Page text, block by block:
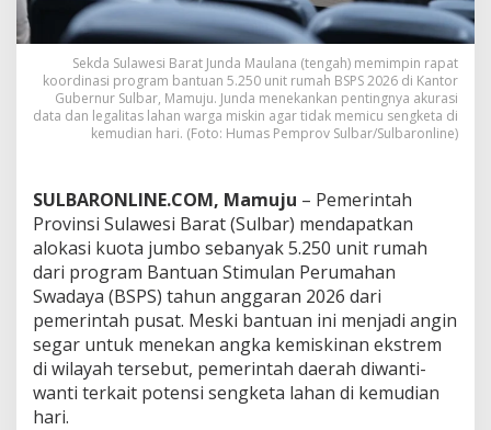
G
r
a
t
i
s
,
m
p
r
o
v
S
u
l
b
a
r
Sekda Sulawesi Barat Junda Maulana (tengah) memimpin rapat
koordinasi program bantuan 5.250 unit rumah BSPS 2026 di Kantor
Gubernur Sulbar, Mamuju. Junda menekankan pentingnya akurasi
data dan legalitas lahan warga miskin agar tidak memicu sengketa di
kemudian hari. (Foto: Humas Pemprov Sulbar/Sulbaronline)
SULBARONLINE.COM, Mamuju – Pemerintah
Provinsi Sulawesi Barat (Sulbar) mendapatkan
alokasi kuota jumbo sebanyak 5.250 unit rumah
dari program Bantuan Stimulan Perumahan
Swadaya (BSPS) tahun anggaran 2026 dari
pemerintah pusat. Meski bantuan ini menjadi angin
segar untuk menekan angka kemiskinan ekstrem
di wilayah tersebut, pemerintah daerah diwanti-
wanti terkait potensi sengketa lahan di kemudian
hari.